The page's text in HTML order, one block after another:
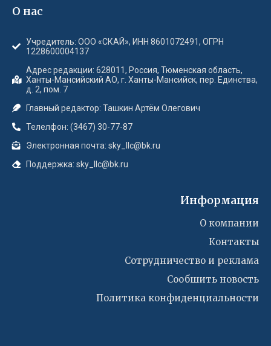
О нас
Учредитель: ООО «СКАЙ», ИНН 8601072491, ОГРН
1228600004137
Адрес редакции: 628011, Россия, Тюменская область,
Ханты-Мансийский АО, г. Ханты-Мансийск, пер. Единства,
д. 2, пом. 7
Главный редактор: Ташкин Артём Олегович
Телелфон: (3467) 30-77-87
Электронная почта: sky_llc@bk.ru
Поддержка: sky_llc@bk.ru
Информация
О компании
Контакты
Сотрудничество и реклама
Сообшить новость
Политика конфиденциальности